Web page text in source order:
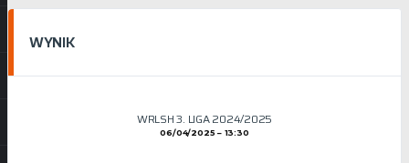
WYNIK
WRLSH 3. LIGA 2024/2025
06/04/2025 13:30